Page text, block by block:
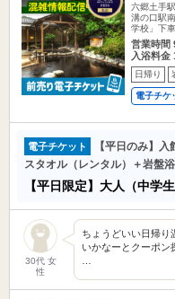
六郷土手
溝の口駅
学校」下
営業時間
入浴料金
日帰り
電子チケ
電子チケット
【平日のみ】
スタオル（レンタル）＋岩盤
【平日限定】大人（中学
30代 女
性
ちょうどいい日帰り
いかなーとクーポン